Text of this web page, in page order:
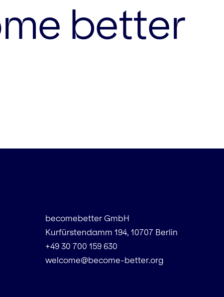
better
becomebetter GmbH
Kurfürstendamm 194, 10707 Berlin
+49 30 700 159 630
welcome@become-better.org